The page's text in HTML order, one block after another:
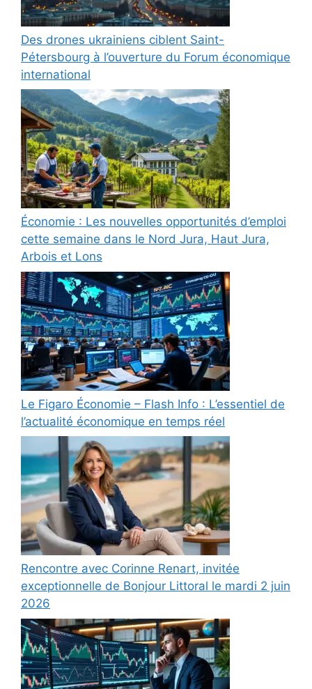
Des drones ukrainiens ciblent Saint-
Pétersbourg à l’ouverture du Forum économique
international
Économie : Les nouvelles opportunités d’emploi
cette semaine dans le Nord Jura, Haut Jura,
Arbois et Lons
Le Figaro Économie – Flash Info : L’essentiel de
l’actualité économique en temps réel
Rencontre avec Corinne Renart, invitée
exceptionnelle de Bonjour Littoral le mardi 2 juin
2026